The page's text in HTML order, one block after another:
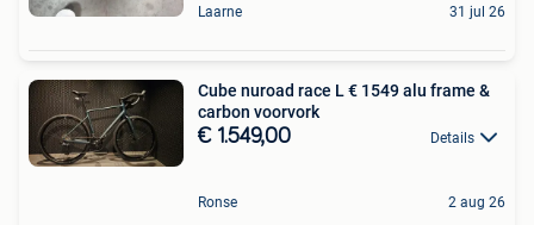
Laarne 31 jul 26
Cube nuroad race L € 1549 ‍️alu frame &
€ 1.549,00 Details
Ronse 2 aug 26